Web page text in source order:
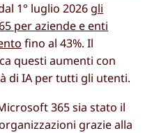
1° luglio 2026 gli
per aziende e enti
fino al 43%. Il
questi aumenti con
di IA per tutti gli utenti.
365 sia stato il
grazie alla